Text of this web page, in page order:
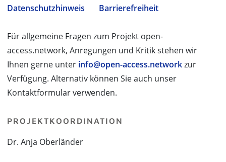
Datenschutzhinweis
Barrierefreiheit
Für allgemeine Fragen zum Projekt open-
access.network, Anregungen und Kritik stehen wir
Ihnen gerne unter info@open-access.networkzur
Verfügung. Alternativ können Sie auch unser
Kontaktformular verwenden.
PROJEKTKOORDINATION
Dr. Anja Oberländer